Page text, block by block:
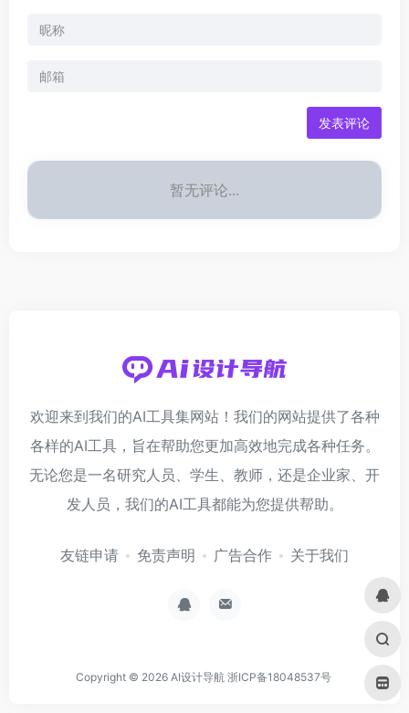
发表评论
暂无评论...
欢迎来到我们的AI工具集网站！我们的网站提供了各种
各样的AI工具，旨在帮助您更加高效地完成各种任务。
无论您是一名研究人员、学生、教师，还是企业家、开
发人员，我们的AI工具都能为您提供帮助。
友链申请 免责声明 广告合作 关于我们
Copyright © 2026 AI设计导航 浙ICP备18048537号